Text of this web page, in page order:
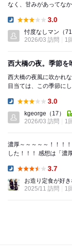
なく、甘みがあってな
3.0
忖度なしマン （71
2026/03 訪問
1
西大橋の夜。季節を
西大橋の夜風に吹かれ
目当ては、この季節にしか姿
3.0
kgeorge （17）
2026/03 訪問
1
濃厚～～～～～！！！！！ 去年から気になっていました。 やっと
した！！！ 感想は「濃厚！！！」 とにかく濃いです！ お店の流儀に従っ
3.7
お造り定食が好
2025/11 訪問
1